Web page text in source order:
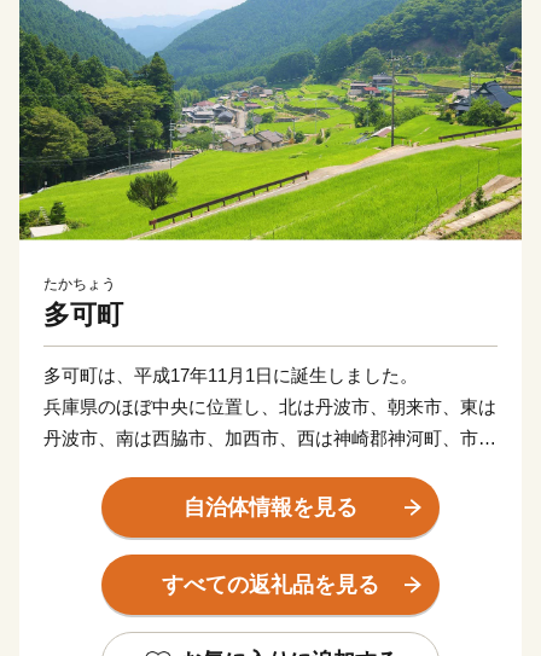
たかちょう
多可町
多可町は、平成17年11月1日に誕生しました。
兵庫県のほぼ中央に位置し、北は丹波市、朝来市、東は
丹波市、南は西脇市、加西市、西は神崎郡神河町、市川
東西13km、南北27km、総面積185.19km2を有し、直線
距離で神戸まで約45km、大阪まで約70kmの距離にあり
地勢的には、周囲を中国山地の山々に囲まれ、杉原川、
自治体情報を見る
すべての返礼品を見る